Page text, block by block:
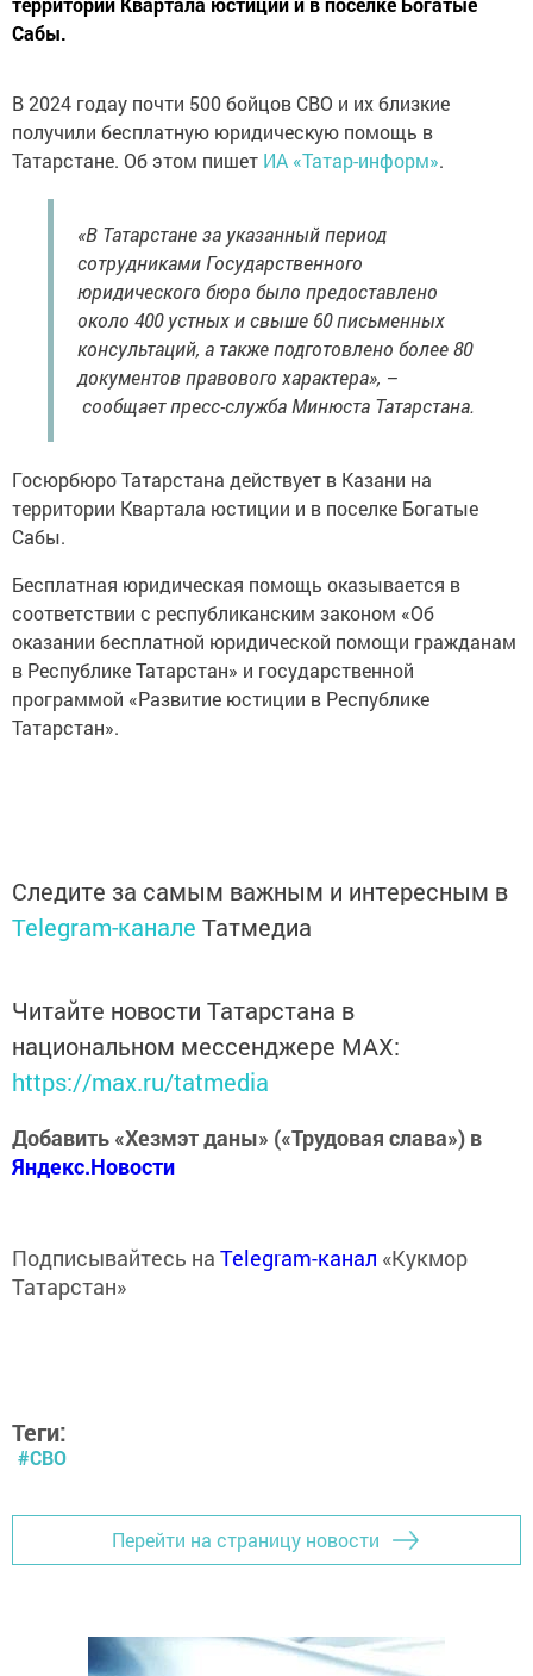
Сабы.
В 2024 годау почти 500 бойцов СВО и их близкие
получили бесплатную юридическую помощь в
Татарстане. Об этом пишет ИА «Татар-информ».
«В Татарстане за указанный период
сотрудниками Государственного
юридического бюро было предоставлено
около 400 устных и свыше 60 письменных
консультаций, а также подготовлено более 80
документов правового характера», –
сообщает пресс-служба Минюста Татарстана.
Госюрбюро Татарстана действует в Казани на
территории Квартала юстиции и в поселке Богатые
Сабы.
Бесплатная юридическая помощь оказывается в
соответствии с республиканским законом «Об
оказании бесплатной юридической помощи гражданам
в Республике Татарстан» и государственной
программой «Развитие юстиции в Республике
Татарстан».
Следите за самым важным и интересным в
Telegram-канале Татмедиа
Читайте новости Татарстана в
национальном мессенджере MАХ:
https://max.ru/tatmedia
Добавить «Хезмэт даны» («Трудовая слава») в
Яндекс.Новости
Подписывайтесь на Telegram-канал «Кукмор
Татарстан»
Теги:
#СВО
Перейти на страницу новости